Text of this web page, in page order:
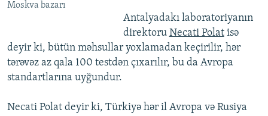
Moskva bazarı
Antalyadakı laboratoriyanın
direktoru Necati Polatisə
deyir ki, bütün məhsullar yoxlamadan keçirilir, hər
tərəvəz az qala 100 testdən çıxarılır, bu da Avropa
standartlarına uyğundur.
Necati Polat deyir ki, Türkiyə hər il Avropa və Rusiya